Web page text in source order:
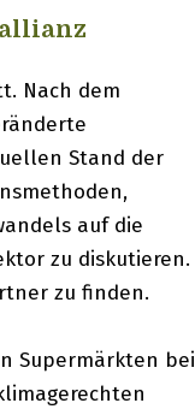
Nach dem
Stand der
auf die
zu diskutieren.
zu finden.
Supermärkten bei